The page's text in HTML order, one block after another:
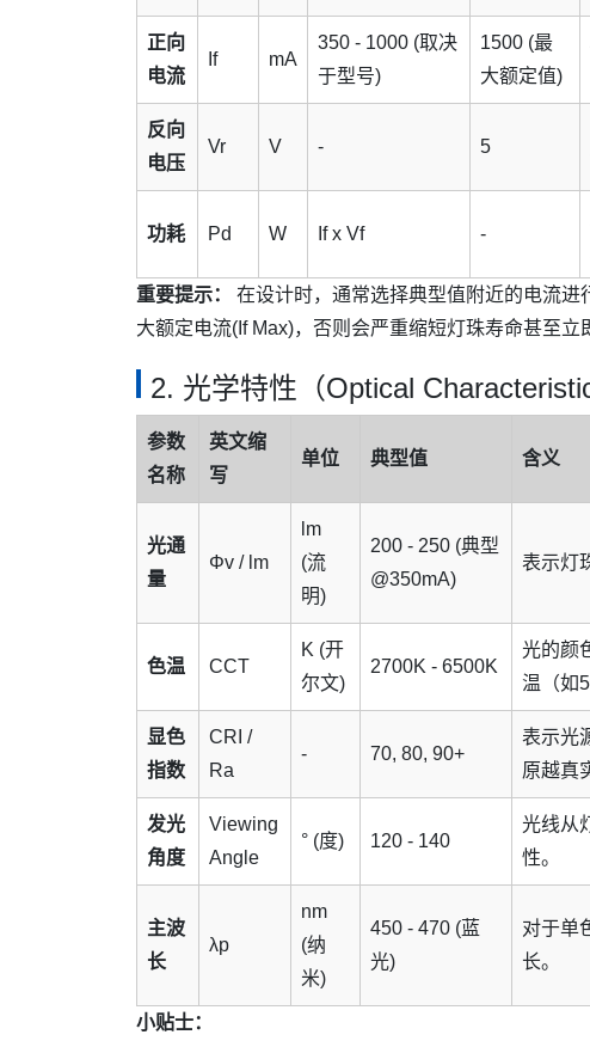
正向
电流
If mA
350 - 1000 (取决
于型号)
1500 (最
大额定值)
反向
电压
Vr V - 5
功耗 Pd W If x Vf -
重要提示：
在设计时，通常选择典型值附近的电流
大额定电流(If Max)，否则会严重缩短灯珠寿命甚至立
2. 光学特性（Optical
参数
名称
英文缩
写
单位 典型值 含义
光通
量
Φv / lm
lm
(流
明)
200 - 250 (典型
@350mA)
表示灯
色温 CCT
K (开
尔文)
2700K - 6500K
光的颜
温（如
显色
指数
CRI /
Ra
- 70, 80, 90+
表示光
原越真
发光
角度
Viewing
Angle
° (度) 120 - 140
光线从
性。
主波
长
λp
nm
(纳
米)
450 - 470 (蓝
光)
对于单
长。
小贴士：